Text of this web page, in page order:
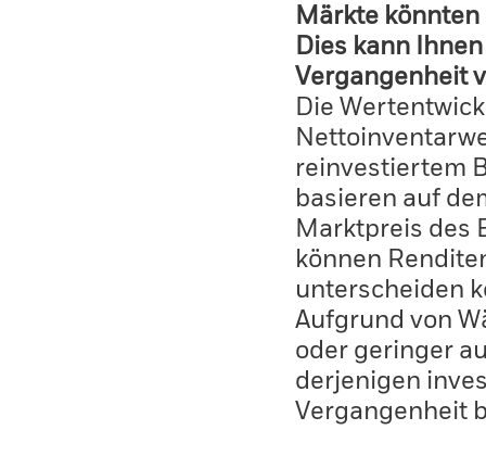
Märkte
Dies kann
Vergangenheit
Die
reinvestiertem
basieren auf
Marktpreis des
können
unterscheiden
Aufgrund von
oder geringer
derjenigen
Vergangenheit